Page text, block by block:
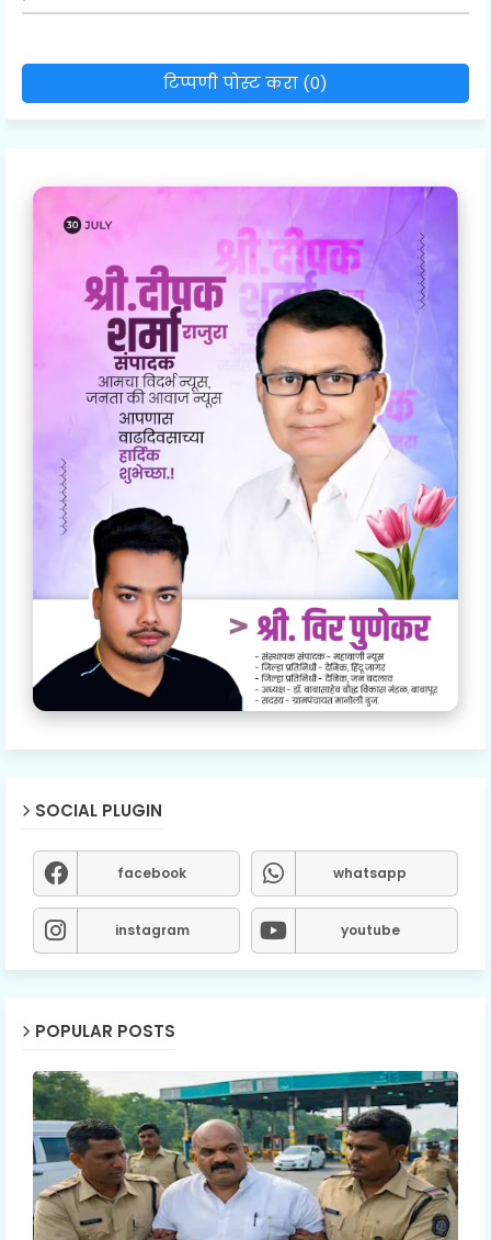
टिप्पणी पोस्ट करा (0)
SOCIAL PLUGIN
facebook whatsapp
instagram youtube
POPULAR POSTS